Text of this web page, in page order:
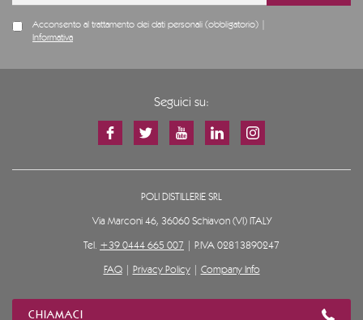
Acconsento al trattamento dei dati personali (obbligatorio) |
Informativa
Seguici su:
POLI DISTILLERIE SRL
Via Marconi 46, 36060 Schiavon (VI) ITALY
Tel. +39 0444 665 007 | P.IVA 02813890247
FAQ| Privacy Policy| Company Info
CHIAMACI